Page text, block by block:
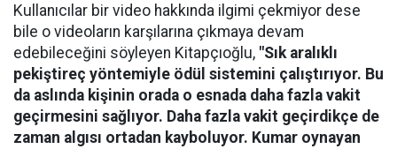
Kullanıcılar bir video hakkında ilgimi çekmiyor dese
bile o videoların karşılarına çıkmaya devam
edebileceğini söyleyen Kitapçıoğlu, "Sık aralıklı
pekiştireç yöntemiyle ödül sistemini çalıştırıyor. Bu
da aslında kişinin orada o esnada daha fazla vakit
geçirmesini sağlıyor. Daha fazla vakit geçirdikçe de
zaman algısı ortadan kayboluyor. Kumar oynayan